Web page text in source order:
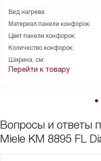
Вид нагрева:
Материал панели конфорок:
Цвет панели конфорок:
Количество конфорок:
Ширина, см:
Перейти к товару
Вопросы и ответы
Miele KM 8895 FL